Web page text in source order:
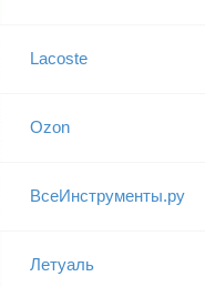
Lacoste
Ozon
ВсеИнструменты.ру
Летуаль